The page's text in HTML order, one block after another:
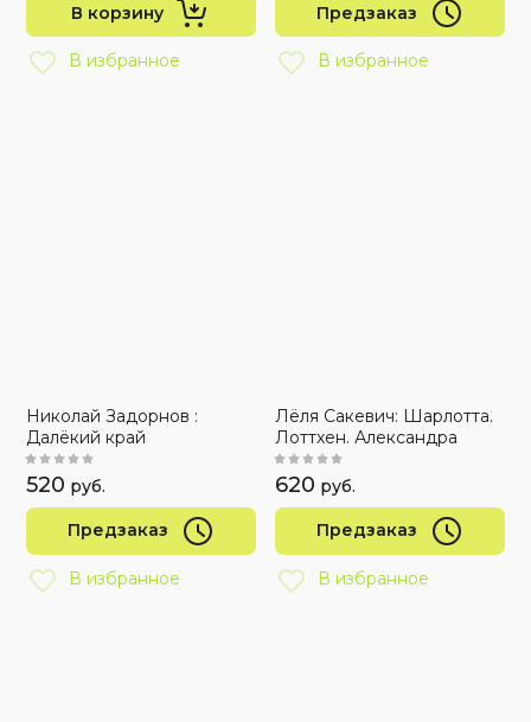
В корзину
В избранное
Предзаказ
В избранное
Николай Задорнов :
Далёкий край
520 руб.
Предзаказ
В избранное
Лёля Сакевич: Шарлотта.
Лоттхен. Александра
620 руб.
Предзаказ
В избранное